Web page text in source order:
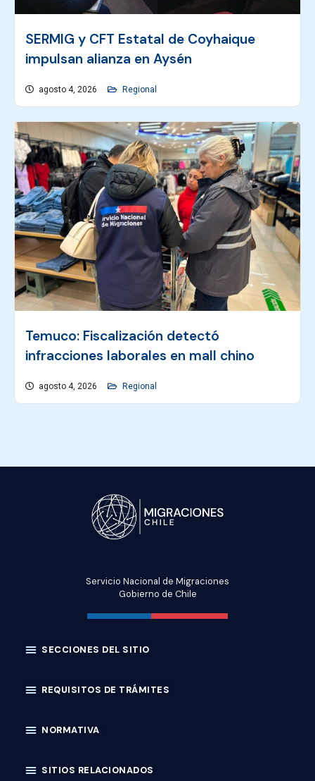
SERMIG y CFT Estatal de Coyhaique
impulsan alianza en Aysén
agosto 4, 2026 Regional
Temuco: Fiscalización detectó
infracciones laborales en mall chino
agosto 4, 2026 Regional
Servicio Nacional de Migraciones
Gobierno de Chile